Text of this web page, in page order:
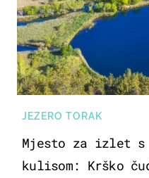
JEZERO TORAK
Mjesto za izlet s
kulisom: Krško